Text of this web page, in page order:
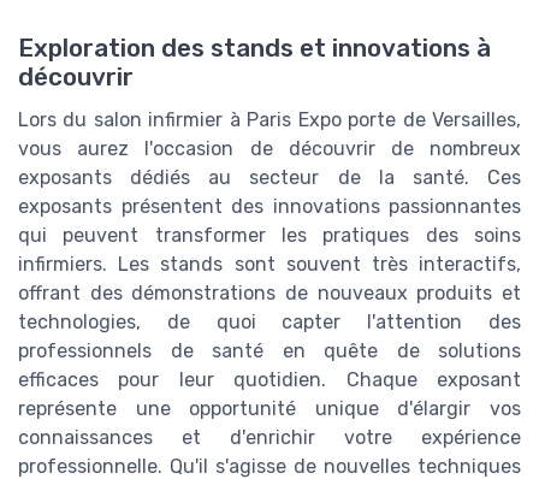
Exploration des stands et innovations à
découvrir
Lors du salon infirmier à Paris Expo porte de Versailles,
vous aurez l'occasion de découvrir de nombreux
exposants dédiés au secteur de la santé. Ces
exposants présentent des innovations passionnantes
qui peuvent transformer les pratiques des soins
infirmiers. Les stands sont souvent très interactifs,
offrant des démonstrations de nouveaux produits et
technologies, de quoi capter l'attention des
professionnels de santé en quête de solutions
efficaces pour leur quotidien. Chaque exposant
représente une opportunité unique d'élargir vos
connaissances et d'enrichir votre expérience
professionnelle. Qu'il s'agisse de nouvelles techniques